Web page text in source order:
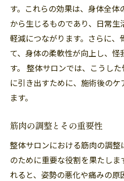
す。これらの効果は、身体全体
から生じるものであり、日常
軽減につながります。さらに、
て、身体の柔軟性が向上し、怪
す。 整体サロンでは、こうし
に引き出すために、施術後の
ます。
筋肉の調整とその重要性
整体サロンにおける筋肉の調
のために重要な役割を果たしま
れると、姿勢の悪化や痛みの原